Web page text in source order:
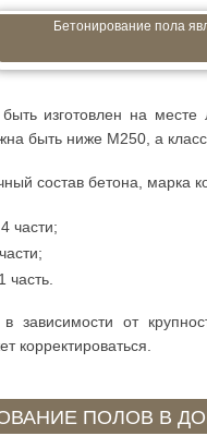
Бетонирование пола
изготовлен на
быть ниже М250, а
состав бетона, марка
части;
часть.
зависимости от
корректироваться.
ПОЛОВ В